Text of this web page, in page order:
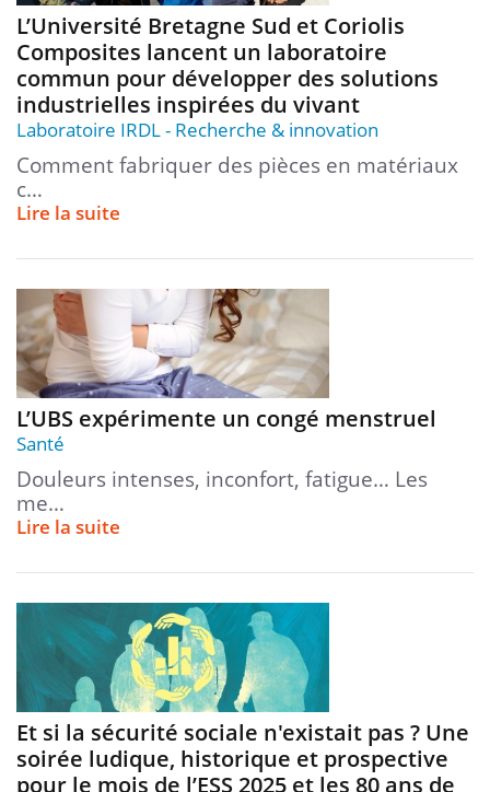
L’Université Bretagne Sud et Coriolis
Composites lancent un laboratoire
commun pour développer des solutions
industrielles inspirées du vivant
Laboratoire IRDL Recherche & innovation
Comment fabriquer des pièces en matériaux
c…
Lire la suite
L’UBS expérimente un congé menstruel
Santé
Douleurs intenses, inconfort, fatigue… Les
me…
Lire la suite
Et si la sécurité sociale n'existait pas ? Une
soirée ludique, historique et prospective
pour le mois de l’ESS 2025 et les 80 ans de